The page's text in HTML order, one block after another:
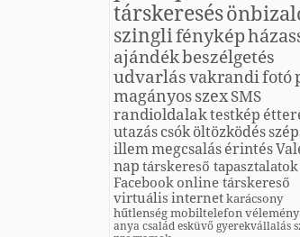
társkeresés
szinglifénykép
ajándékbeszélgetés
udvarlásvakrandi fotó
magányosszex SMS
randioldalaktestkép
utazás csók öltözködés
illemmegcsalás érintés
nap társkereső tapasztalatok
Facebookonline társkereső
virtuális internetkarácsony
hűtlenségmobiltelefon vélemény
anya család esküvő gyerekvállalás